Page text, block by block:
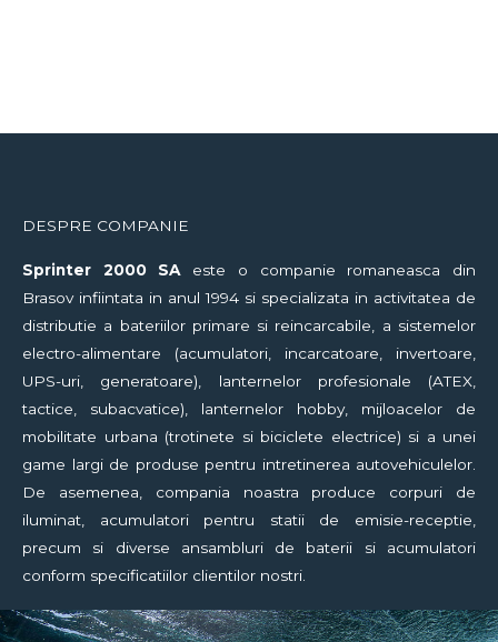
DESPRE COMPANIE
Sprinter 2000 SAeste o companie romaneasca din
Brasov infiintata in anul 1994 si specializata in activitatea de
distributie a bateriilor primare si reincarcabile, a sistemelor
electro-alimentare (acumulatori, incarcatoare, invertoare,
UPS-uri, generatoare), lanternelor profesionale (ATEX,
tactice, subacvatice), lanternelor hobby, mijloacelor de
mobilitate urbana (trotinete si biciclete electrice) si a unei
game largi de produse pentru intretinerea autovehiculelor.
De asemenea, compania noastra produce corpuri de
iluminat, acumulatori pentru statii de emisie-receptie,
precum si diverse ansambluri de baterii si acumulatori
conform specificatiilor clientilor nostri.